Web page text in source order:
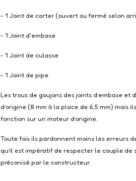
- 1 Joint de carter (ouvert ou fermé selon
- 1 Joint d'embase
- 1 Joint de culasse
- 1 Joint de pipe
Les trous de goujons des joints d’embase et
d’origine (8 mm à la place de 6,5 mm)
fonction sur un moteur d’origine.
Toute fois ils pardonnent moins les erreurs
qu’il est impératif de respecter le couple de
préconisé par le constructeur.